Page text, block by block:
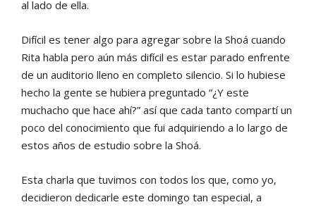
al lado de ella.
Difícil es tener algo para agregar sobre la Shoá cuando
Rita habla pero aún más difícil es estar parado enfrente
de un auditorio lleno en completo silencio. Si lo hubiese
hecho la gente se hubiera preguntado “¿Y este
muchacho que hace ahí?” así que cada tanto compartí un
poco del conocimiento que fui adquiriendo a lo largo de
estos años de estudio sobre la Shoá.
Esta charla que tuvimos con todos los que, como yo,
decidieron dedicarle este domingo tan especial, a